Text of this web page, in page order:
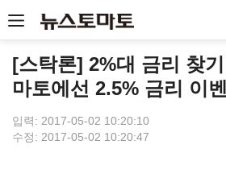
[스탁론] 2%대 금리 찾
마토에선 2.5% 금리 이
입력: 2017-05-02 10:20:10
수정: 2017-05-02 10:20:47